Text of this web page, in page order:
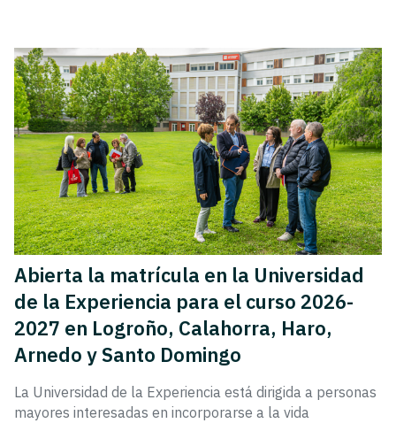
Abierta la matrícula en la Universidad
de la Experiencia para el curso 2026-
2027 en Logroño, Calahorra, Haro,
Arnedo y Santo Domingo
La Universidad de la Experiencia está dirigida a personas
mayores interesadas en incorporarse a la vida